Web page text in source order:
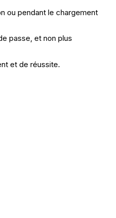
ou pendant le chargement
passe, et non plus
et de réussite.